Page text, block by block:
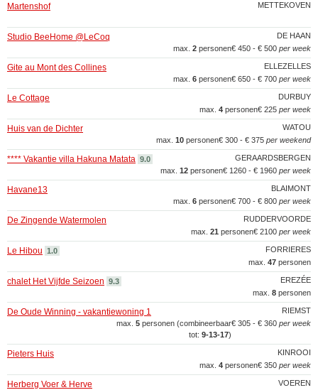
METTEKOVEN
Martenshof
DE HAAN
Studio BeeHome @LeCoq
€ 450 - € 500 per week
max. 2 personen
ELLEZELLES
Gite au Mont des Collines
€ 650 - € 700 per week
max. 6 personen
DURBUY
Le Cottage
€ 225 per week
max. 4 personen
WATOU
Huis van de Dichter
€ 300 - € 375 per weekend
max. 10 personen
GERAARDSBERGEN
**** Vakantie villa Hakuna Matata 9.0
€ 1260 - € 1960 per week
max. 12 personen
BLAIMONT
Havane13
€ 700 - € 800 per week
max. 6 personen
RUDDERVOORDE
De Zingende Watermolen
€ 2100 per week
max. 21 personen
FORRIERES
Le Hibou 1.0
max. 47 personen
EREZÉE
chalet Het Vijfde Seizoen 9.3
max. 8 personen
RIEMST
De Oude Winning - vakantiewoning 1
€ 305 - € 360 per week
max. 5 personen (combineerbaar
tot: 9‑13‑17)
KINROOI
Pieters Huis
€ 350 per week
max. 4 personen
VOEREN
Herberg Voer & Herve